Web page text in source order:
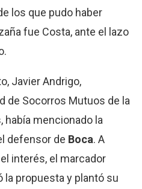
los que pudo haber
fue Costa, ante el lazo
Javier Andrigo,
de Socorros Mutuos de la
había mencionado la
defensor de Boca. A
interés, el marcador
propuesta y plantó su